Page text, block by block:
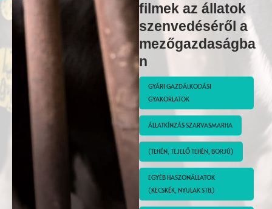
filmek az állatok
szenvedéséről a
mezőgazdaságba
n
GYÁRI GAZDÁLKODÁSI
GYAKORLATOK
ÁLLATKÍNZÁS SZARVASMARHA
(TEHÉN, TEJELŐ TEHÉN, BORJÚ)
EGYÉB HASZONÁLLATOK
(KECSKÉK, NYULAK STB.)